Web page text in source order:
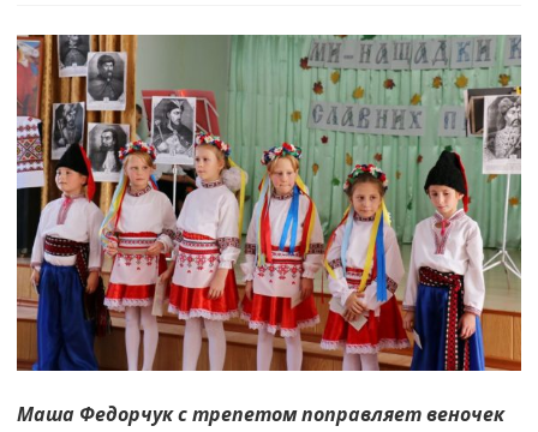
«Ми
—
нащадки
козакiв,
славних
предкiв
дiти»
Маша Федорчук с трепетом поправляет веночек